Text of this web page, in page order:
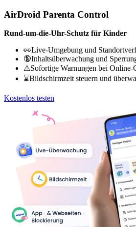
AirDroid Parenta Control
Rund-um-die-Uhr-Schutz für Kinder
👀Live-Umgebung und
🔞Inhaltsüberwachung und
⚠Sofortige Warnungen bei Online-
⌛Bildschirmzeit steuern und
Kostenlos testen